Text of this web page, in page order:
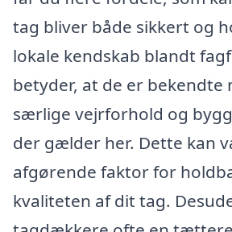
tag bliver både sikkert og
lokale kendskab blandt
betyder, at de er bekendte
særlige vejrforhold og
der gælder her. Dette kan
afgørende faktor for
kvaliteten af dit tag.